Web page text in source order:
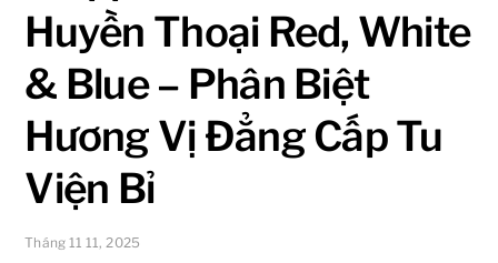
Huyền Thoại Red, White
& Blue – Phân Biệt
Hương Vị Đẳng Cấp Tu
Viện Bỉ
Tháng 11 11, 2025